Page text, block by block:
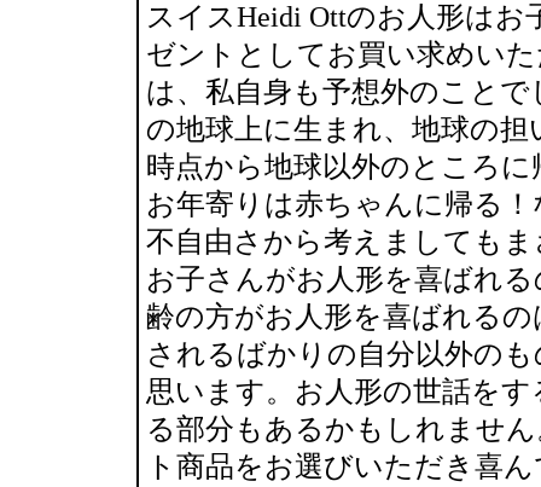
スイスHeidi Ottのお人形は
ゼントとしてお買い求めい
は、私自身も予想外のこと
の地球上に生まれ、地球の
時点から地球以外のところ
お年寄りは赤ちゃんに帰る
不自由さから考えましても
お子さんがお人形を喜ばれ
齢の方がお人形を喜ばれる
されるばかりの自分以外の
思います。お人形の世話を
る部分もあるかもしれませ
ト商品をお選びいただき喜